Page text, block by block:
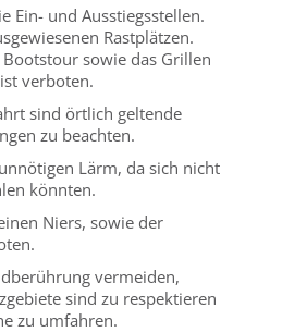
Ein- und Ausstiegsstellen.
Rastplätzen.
sowie das Grillen
verboten.
sind örtlich geltende
zu beachten.
Lärm, da sich nicht
könnten.
Niers, sowie der
vermeiden,
sind zu respektieren
zu umfahren.